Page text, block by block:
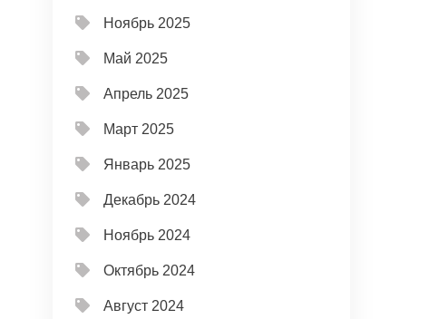
Ноябрь 2025
Май 2025
Апрель 2025
Март 2025
Январь 2025
Декабрь 2024
Ноябрь 2024
Октябрь 2024
Август 2024